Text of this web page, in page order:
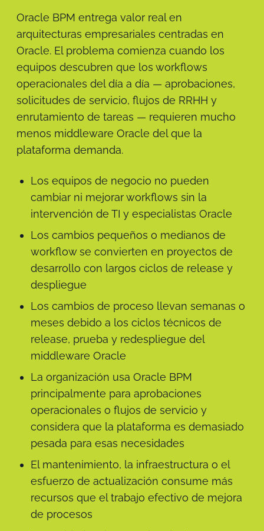
Oracle BPM entrega valor real en
arquitecturas empresariales centradas en
Oracle. El problema comienza cuando los
equipos descubren que los workflows
operacionales del día a día — aprobaciones,
solicitudes de servicio, flujos de RRHH y
enrutamiento de tareas — requieren mucho
menos middleware Oracle del que la
plataforma demanda.
Los equipos de negocio no pueden
cambiar ni mejorar workflows sin la
intervención de TI y especialistas Oracle
Los cambios pequeños o medianos de
workflow se convierten en proyectos de
desarrollo con largos ciclos de release y
despliegue
Los cambios de proceso llevan semanas o
meses debido a los ciclos técnicos de
release, prueba y redespliegue del
middleware Oracle
La organización usa Oracle BPM
principalmente para aprobaciones
operacionales o flujos de servicio y
considera que la plataforma es demasiado
pesada para esas necesidades
El mantenimiento, la infraestructura o el
esfuerzo de actualización consume más
recursos que el trabajo efectivo de mejora
de procesos